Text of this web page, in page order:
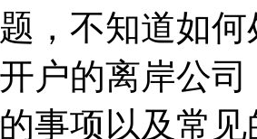
，不知道如
户的离岸公
事项以及常